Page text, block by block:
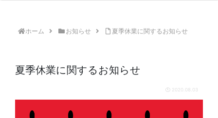
ホーム お知らせ 夏季休業に関するお知らせ
夏季休業に関するお知らせ
2020.08.03